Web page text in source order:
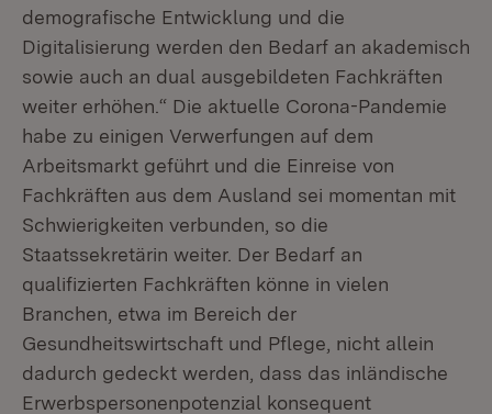
demografische Entwicklung und die
Digitalisierung werden den Bedarf an akademisch
sowie auch an dual ausgebildeten Fachkräften
weiter erhöhen.“ Die aktuelle Corona-Pandemie
habe zu einigen Verwerfungen auf dem
Arbeitsmarkt geführt und die Einreise von
Fachkräften aus dem Ausland sei momentan mit
Schwierigkeiten verbunden, so die
Staatssekretärin weiter. Der Bedarf an
qualifizierten Fachkräften könne in vielen
Branchen, etwa im Bereich der
Gesundheitswirtschaft und Pflege, nicht allein
dadurch gedeckt werden, dass das inländische
Erwerbspersonenpotenzial konsequent